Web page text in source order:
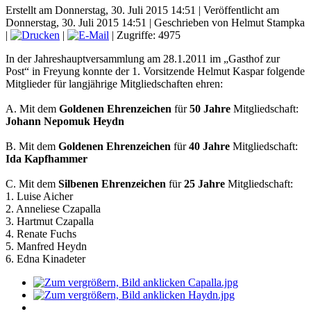
Erstellt am Donnerstag, 30. Juli 2015 14:51 | Veröffentlicht am
Donnerstag, 30. Juli 2015 14:51 | Geschrieben von Helmut Stampka
|
|
| Zugriffe: 4975
In der Jahreshauptversammlung am 28.1.2011 im „Gasthof zur
Post“ in Freyung konnte der 1. Vorsitzende Helmut Kaspar folgende
Mitglieder für langjährige Mitgliedschaften ehren:
A. Mit dem Goldenen Ehrenzeichen für50 Jahre Mitgliedschaft:
Johann Nepomuk Heydn
B. Mit dem Goldenen Ehrenzeichen für40 Jahre Mitgliedschaft:
Ida Kapfhammer
C. Mit dem Silbenen Ehrenzeichen für25 Jahre Mitgliedschaft:
1. Luise Aicher
2. Anneliese Czapalla
3. Hartmut Czapalla
4. Renate Fuchs
5. Manfred Heydn
6. Edna Kinadeter